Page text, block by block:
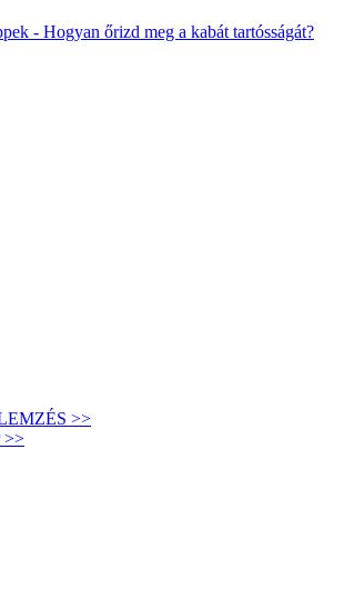
- Hogyan őrizd meg a kabát tartósságát?
>>
>>